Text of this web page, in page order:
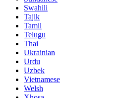
Swahili
Tajik
Tamil
Telugu
Thai
Ukrainian
Urdu
Uzbek
Vietnamese
Welsh